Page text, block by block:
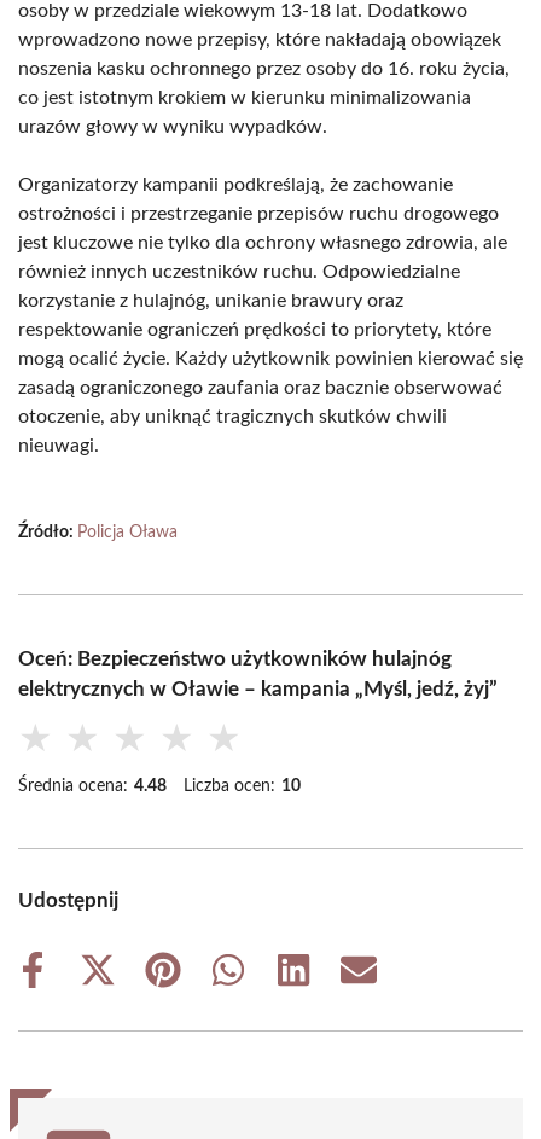
osoby w przedziale wiekowym 13-18 lat. Dodatkowo
wprowadzono nowe przepisy, które nakładają obowiązek
noszenia kasku ochronnego przez osoby do 16. roku życia,
co jest istotnym krokiem w kierunku minimalizowania
urazów głowy w wyniku wypadków.
Organizatorzy kampanii podkreślają, że zachowanie
ostrożności i przestrzeganie przepisów ruchu drogowego
jest kluczowe nie tylko dla ochrony własnego zdrowia, ale
również innych uczestników ruchu. Odpowiedzialne
korzystanie z hulajnóg, unikanie brawury oraz
respektowanie ograniczeń prędkości to priorytety, które
mogą ocalić życie. Każdy użytkownik powinien kierować się
zasadą ograniczonego zaufania oraz bacznie obserwować
otoczenie, aby uniknąć tragicznych skutków chwili
nieuwagi.
Źródło: Policja Oława
Oceń: Bezpieczeństwo użytkowników hulajnóg
elektrycznych w Oławie – kampania „Myśl, jedź, żyj”
★ ★ ★ ★ ★
Średnia ocena: 4.48 Liczba ocen: 10
Udostępnij
Share
Share
(Twitter)
Share
Share
Share
Share